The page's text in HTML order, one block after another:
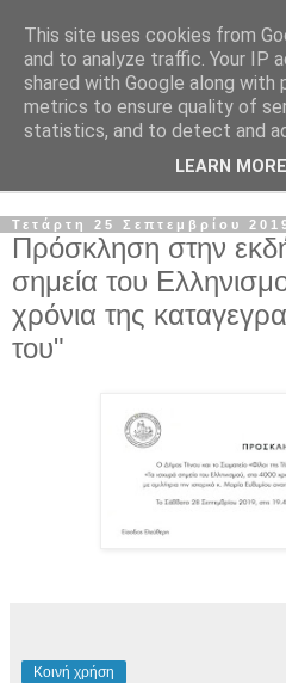
Τετάρτη 25 Σεπτεμβρίου
Πρόσκληση στην
σημεία του
χρόνια της
του"
Κοινή χρήση
This site uses cookies from
and to analyze traffic. Your IP
shared with Google along with
metrics to ensure quality of
statistics, and to detect and
LEARN MORE